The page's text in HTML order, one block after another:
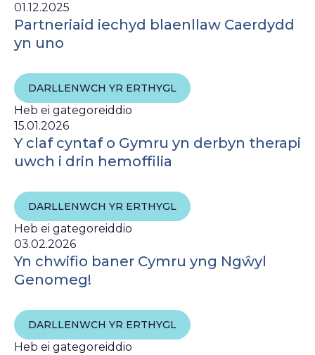
01.12.2025
Partneriaid iechyd blaenllaw Caerdydd
yn uno
DARLLENWCH YR ERTHYGL
Heb ei gategoreiddio
15.01.2026
Y claf cyntaf o Gymru yn derbyn therapi
uwch i drin hemoffilia
DARLLENWCH YR ERTHYGL
Heb ei gategoreiddio
03.02.2026
Yn chwifio baner Cymru yng Ngŵyl
Genomeg!
DARLLENWCH YR ERTHYGL
Heb ei gategoreiddio